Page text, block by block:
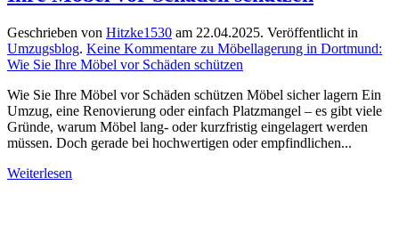
Geschrieben von Hitzke1530 am 22.04.2025. Veröffentlicht in
Umzugsblog. Keine Kommentare zu Möbellagerung in Dortmund:
Wie Sie Ihre Möbel vor Schäden schützen
Wie Sie Ihre Möbel vor Schäden schützen Möbel sicher lagern Ein
Umzug, eine Renovierung oder einfach Platzmangel – es gibt viele
Gründe, warum Möbel lang- oder kurzfristig eingelagert werden
müssen. Doch gerade bei hochwertigen oder empfindlichen...
Weiterlesen